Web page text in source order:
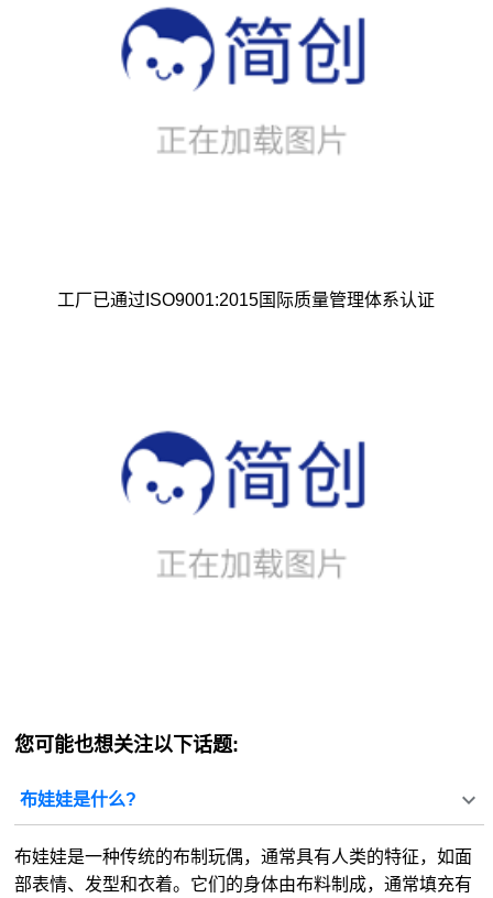
工厂已通过ISO9001:2015国际质量管理体系认证
您可能也想关注以下话题:
布娃娃是什么?
布娃娃是一种传统的布制玩偶，通常具有人类的特征，如面
部表情、发型和衣着。它们的身体由布料制成，通常填充有